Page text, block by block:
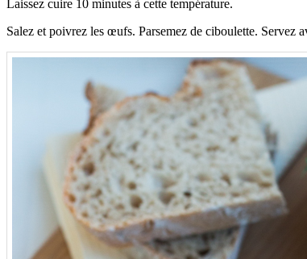
Laissez cuire 10 minutes à cette température.
Salez et poivrez les œufs. Parsemez de ciboulette. Servez